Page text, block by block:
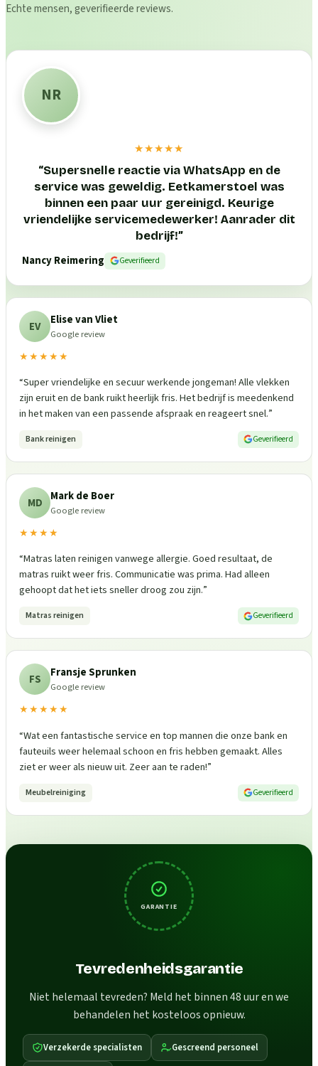
Echte mensen, geverifieerde reviews.
NR
★★★★★
“Supersnelle reactie via WhatsApp en de
service was geweldig. Eetkamerstoel was
binnen een paar uur gereinigd. Keurige
vriendelijke servicemedewerker! Aanrader dit
bedrijf!”
Nancy Reimering
Geverifieerd
EV Elise van Vliet
Google review
★★★★★
“Super vriendelijke en secuur werkende jongeman! Alle vlekken
zijn eruit en de bank ruikt heerlijk fris. Het bedrijf is meedenkend
in het maken van een passende afspraak en reageert snel.”
Bank reinigen Geverifieerd
MD Mark de Boer
Google review
★★★★
“Matras laten reinigen vanwege allergie. Goed resultaat, de
matras ruikt weer fris. Communicatie was prima. Had alleen
gehoopt dat het iets sneller droog zou zijn.”
Matras reinigen Geverifieerd
FS Fransje Sprunken
Google review
★★★★★
“Wat een fantastische service en top mannen die onze bank en
fauteuils weer helemaal schoon en fris hebben gemaakt. Alles
ziet er weer als nieuw uit. Zeer aan te raden!”
Meubelreiniging Geverifieerd
GARANTIE
Tevredenheidsgarantie
Niet helemaal tevreden? Meld het binnen 48 uur en we
behandelen het kosteloos opnieuw.
Verzekerde specialisten Gescreend personeel